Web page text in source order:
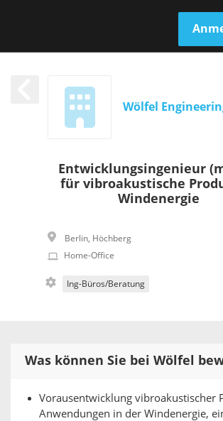
Wölfel
Entwicklungsingenieur
für vibroakustische
Windenergie
Berlin, Höchberg
Home-Office
Ing-Büros/Beratung
Was können Sie bei Wölfel
Vorausentwicklung vibroakustischer
Anwendungen in der Windenergie,